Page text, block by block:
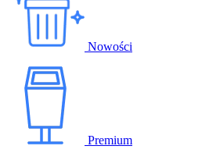
Nowości
Premium